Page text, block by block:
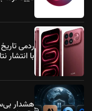
با انتشار
هشدار